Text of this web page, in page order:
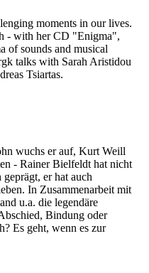
moments in our lives.
- with her CD "Enigma",
of sounds and musical
talks with Sarah Aristidou
Tsiartas.
wuchs er auf, Kurt Weill
- Rainer Bielfeldt hat nicht
er hat auch
In Zusammenarbeit mit
u.a. die legendäre
Bindung oder
Es geht, wenn es zur